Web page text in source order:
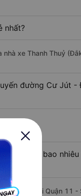
nhất?
xe Thanh Thuỷ
đường Cư Jút
Gòn mất bao
Nông đi Quận 11 -